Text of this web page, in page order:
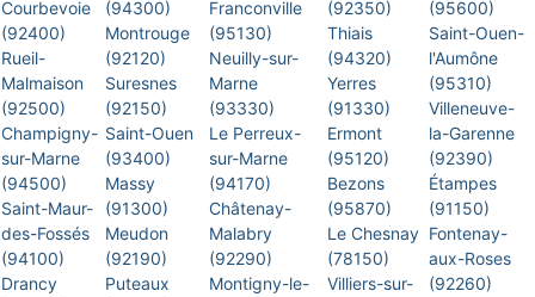
Courbevoie
(92400)
Rueil-
Malmaison
(92500)
Champigny-
sur-Marne
(94500)
Saint-Maur-
des-Fossés
(94100)
Drancy
(94300)
Montrouge
(92120)
Suresnes
(92150)
Saint-Ouen
(93400)
Massy
(91300)
Meudon
(92190)
Puteaux
Franconville
(95130)
Neuilly-sur-
Marne
(93330)
Le Perreux-
sur-Marne
(94170)
Châtenay-
Malabry
(92290)
Montigny-le-
(92350)
Thiais
(94320)
Yerres
(91330)
Ermont
(95120)
Bezons
(95870)
Le Chesnay
(78150)
Villiers-sur-
(95600)
Saint-Ouen-
l'Aumône
(95310)
Villeneuve-
la-Garenne
(92390)
Étampes
(91150)
Fontenay-
aux-Roses
(92260)